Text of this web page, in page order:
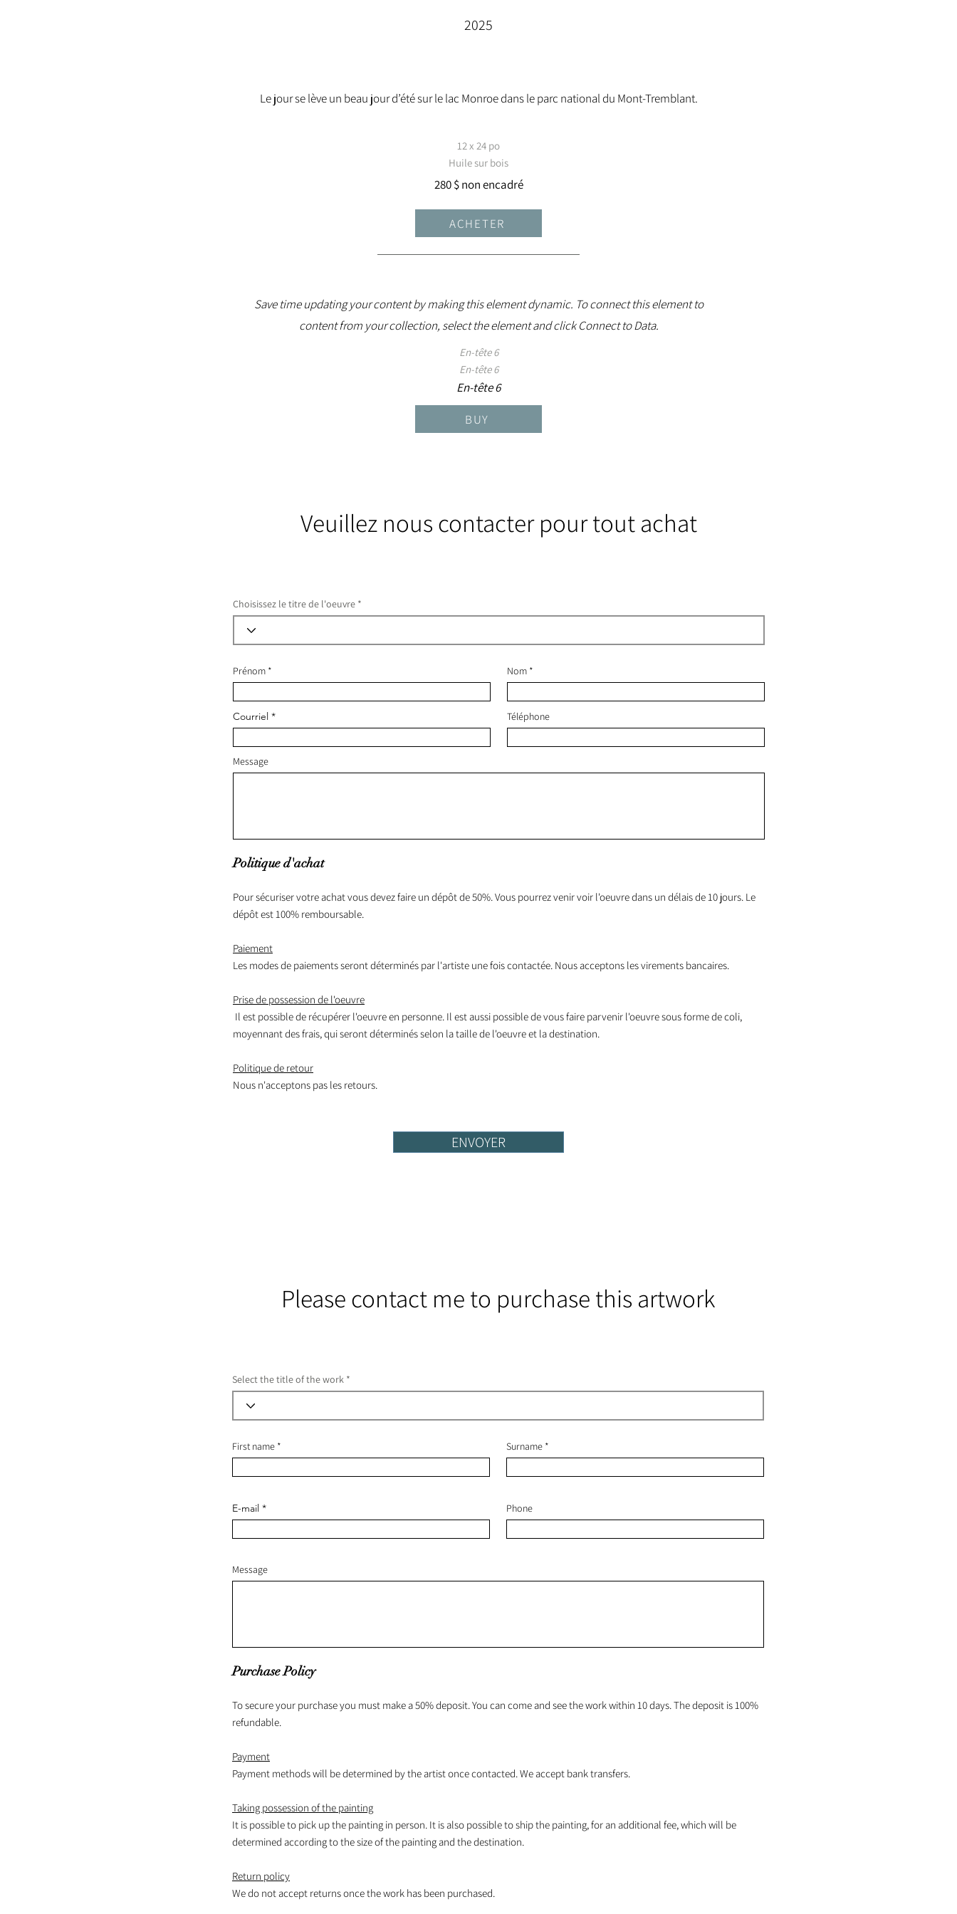
2025
Le jour se lève un beau jour d’été sur le lac Monroe dans le parc national du Mont-Tremblant.
12 x 24 po
Huile sur bois
280 $ non encadré
ACHETER
Save time updating your content by making this element dynamic. To connect this element to
content from your collection, select the element and click Connect to Data.
En-tête 6
En-tête 6
En-tête 6
BUY
Veuillez nous contacter pour tout achat
Choisissez le titre de l'oeuvre
Prénom
Courriel
Nom
Téléphone
Message
Politique d'achat
Pour sécuriser votre achat vous devez faire un dépôt de 50%. Vous pourrez venir voir l'oeuvre dans un délais de 10 jours. Le
dépôt est 100% remboursable.
Paiement
Les modes de paiements seront déterminés par l'artiste une fois contactée. Nous acceptons les virements bancaires.
Prise de possession de l'oeuvre
Il est possible de récupérer l'oeuvre en personne. Il est aussi possible de vous faire parvenir l'oeuvre sous forme de coli,
moyennant des frais, qui seront déterminés selon la taille de l'oeuvre et la destination.
Politique de retour
Nous n'acceptons pas les retours.
ENVOYER
Please contact me to purchase this artwork
Select the title of the work
First name Surname
E-mail Phone
Message
Purchase Policy
To secure your purchase you must make a 50% deposit. You can come and see the work within 10 days. The deposit is 100%
refundable.
Payment
Payment methods will be determined by the artist once contacted. We accept bank transfers.
Taking possession of the painting
It is possible to pick up the painting in person. It is also possible to ship the painting, for an additional fee, which will be
determined according to the size of the painting and the destination.
Return policy
We do not accept returns once the work has been purchased.